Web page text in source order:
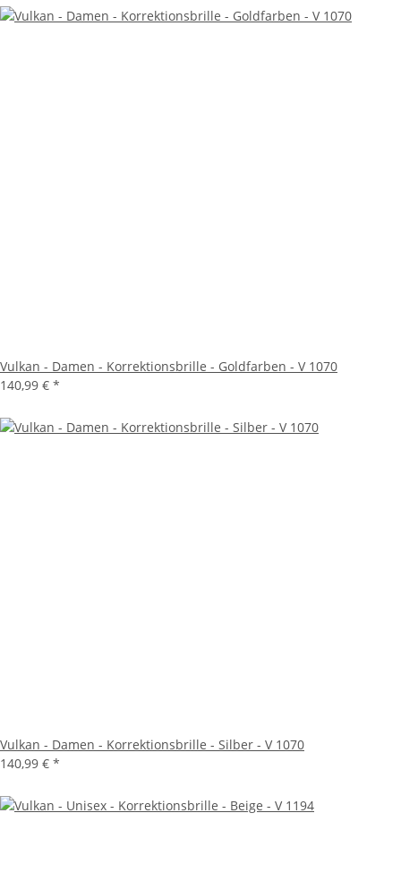
Vulkan - Damen - Korrektionsbrille - Goldfarben - V 1070
140,99 € *
Vulkan - Damen - Korrektionsbrille - Silber - V 1070
140,99 € *